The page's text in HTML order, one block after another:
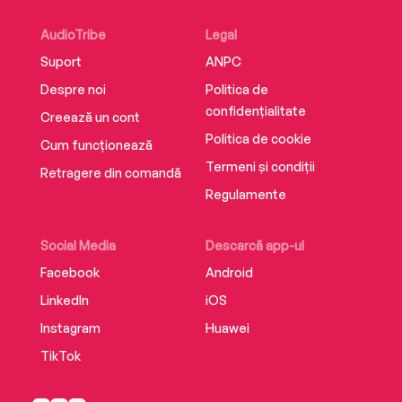
AudioTribe
Suport
Despre noi
Creează un cont
Cum funcționează
Retragere din comandă
Social Media
Facebook
LinkedIn
Instagram
TikTok
Descarcă app-ul
Android
iOS
Huawei
Legal
ANPC
Politica de
confidențialitate
Politica de cookie
Termeni și condiții
Regulamente